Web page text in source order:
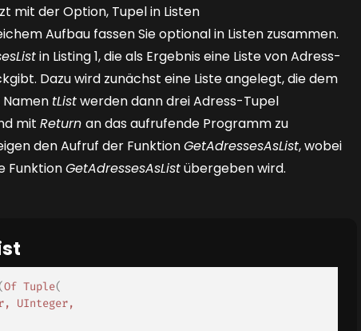
mit der Option, Tupel in Listen
Aufbau fassen Sie optional in Listen zusammen.
in Listing 1, die als Ergebnis eine Liste von Adress-
Dazu wird zunächst eine Liste angelegt, die dem
tListwerden dann drei Adress-Tupel
mit Return an das aufrufende Programm zu
den Aufruf der FunktionGetAdressesAsList, wobei
FunktionGetAdressesAsListübergeben wird.
Of Tuple(
, UInteger,